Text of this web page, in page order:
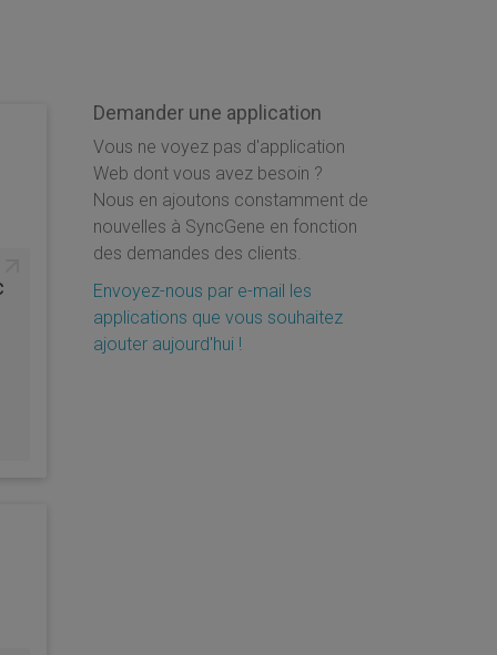
Samsung Galaxy
S20
Demander une application
Vous ne voyez pas d'application
Web dont vous avez besoin ?
Nous en ajoutons constamment de
nouvelles à SyncGene en fonction
des demandes des clients.
Envoyez-nous par e-mail les
applications que vous souhaitez
ajouter aujourd'hui !